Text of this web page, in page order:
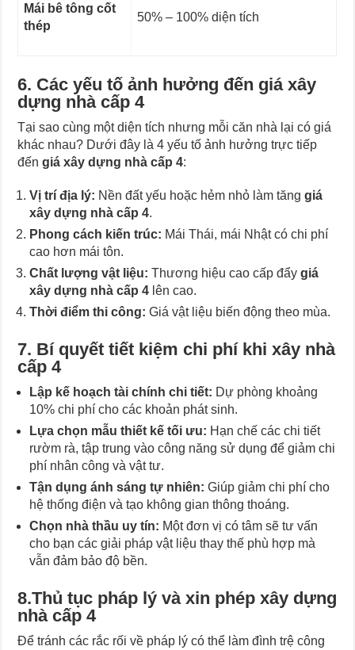
Mái bê tông cốt
thép
50% – 100% diện tích
6. Các yếu tố ảnh hưởng đến giá xây
dựng nhà cấp 4
Tại sao cùng một diện tích nhưng mỗi căn nhà lại có giá
khác nhau? Dưới đây là 4 yếu tố ảnh hưởng trực tiếp
đếngiá xây dựng nhà cấp 4:
Vị trí địa lý: Nền đất yếu hoặc hẻm nhỏ làm tănggiá
xây dựng nhà cấp 4.
Phong cách kiến trúc: Mái Thái, mái Nhật có chi phí
cao hơn mái tôn.
Chất lượng vật liệu: Thương hiệu cao cấp đẩygiá
xây dựng nhà cấp 4 lên cao.
Thời điểm thi công: Giá vật liệu biến động theo mùa.
7. Bí quyết tiết kiệm chi phí khi xây nhà
cấp 4
Lập kế hoạch tài chính chi tiết: Dự phòng khoảng
10% chi phí cho các khoản phát sinh.
Lựa chọn mẫu thiết kế tối ưu: Hạn chế các chi tiết
rườm rà, tập trung vào công năng sử dụng để giảm chi
phí nhân công và vật tư.
Tận dụng ánh sáng tự nhiên: Giúp giảm chi phí cho
hệ thống điện và tạo không gian thông thoáng.
Chọn nhà thầu uy tín: Một đơn vị có tâm sẽ tư vấn
cho bạn các giải pháp vật liệu thay thế phù hợp mà
vẫn đảm bảo độ bền.
8.Thủ tục pháp lý và xin phép xây dựng
nhà cấp 4
Để tránh các rắc rối về pháp lý có thể làm đình trệ công